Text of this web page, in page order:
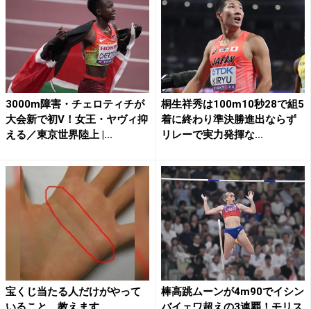
3000m障害・チェロティチが
大会新で初V！女王・ヤヴィ抑
える／東京世界陸上 |...
桐生祥秀は100m10秒28で組5
着に終わり準決勝進出ならず
リレーで実力発揮な...
宝くじ当たる人だけがやって
棒高跳ムーンが4m90でイシン